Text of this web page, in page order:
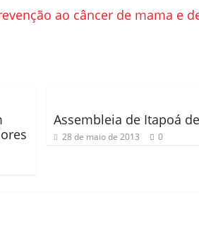
ao câncer de mama e
Assembleia de Itapoá
28 de maio de 2013 0